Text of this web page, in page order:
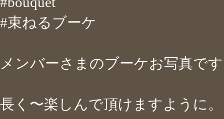
#束ねるブーケ
メンバーさまのブーケお写真です
長く〜楽しんで頂けますように